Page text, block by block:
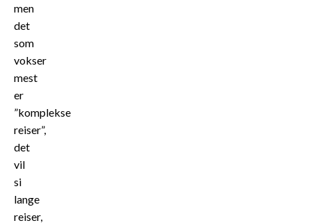
men
det
som
vokser
mest
er
”komplekse
reiser”,
det
vil
si
lange
reiser,